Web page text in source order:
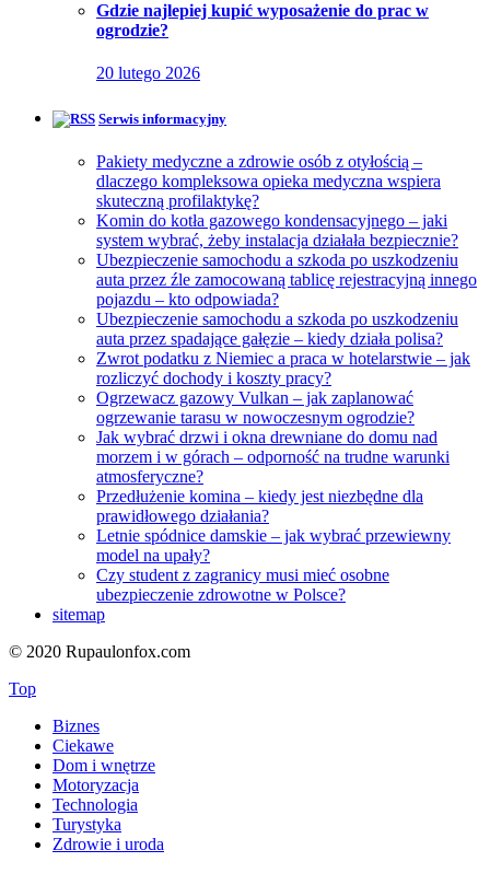
Gdzie najlepiej kupić wyposażenie do prac w
ogrodzie?
20 lutego 2026
Serwis informacyjny
Pakiety medyczne a zdrowie osób z otyłością –
dlaczego kompleksowa opieka medyczna wspiera
skuteczną profilaktykę?
Komin do kotła gazowego kondensacyjnego – jaki
system wybrać, żeby instalacja działała bezpiecznie?
Ubezpieczenie samochodu a szkoda po uszkodzeniu
auta przez źle zamocowaną tablicę rejestracyjną innego
pojazdu – kto odpowiada?
Ubezpieczenie samochodu a szkoda po uszkodzeniu
auta przez spadające gałęzie – kiedy działa polisa?
Zwrot podatku z Niemiec a praca w hotelarstwie – jak
rozliczyć dochody i koszty pracy?
Ogrzewacz gazowy Vulkan – jak zaplanować
ogrzewanie tarasu w nowoczesnym ogrodzie?
Jak wybrać drzwi i okna drewniane do domu nad
morzem i w górach – odporność na trudne warunki
atmosferyczne?
Przedłużenie komina – kiedy jest niezbędne dla
prawidłowego działania?
Letnie spódnice damskie – jak wybrać przewiewny
model na upały?
Czy student z zagranicy musi mieć osobne
ubezpieczenie zdrowotne w Polsce?
sitemap
© 2020 Rupaulonfox.com
Top
Biznes
Ciekawe
Dom i wnętrze
Motoryzacja
Technologia
Turystyka
Zdrowie i uroda